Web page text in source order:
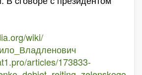
wiki/
articles/173833-